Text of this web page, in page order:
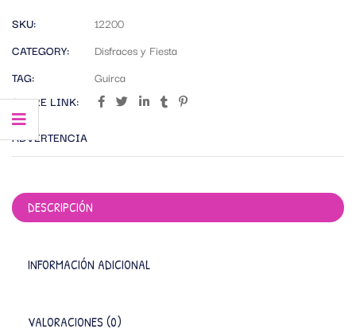
SKU:
12200
CATEGORY:
Disfraces y Fiesta
TAG:
Guirca
SHARE LINK:
ADVERTENCIA
DESCRIPCIÓN
INFORMACIÓN ADICIONAL
VALORACIONES (0)